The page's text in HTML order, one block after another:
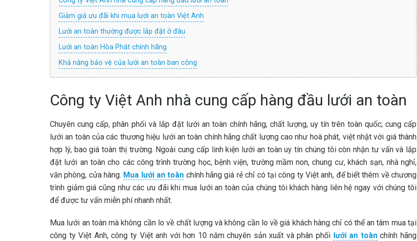
Giảm giá ưu đãi khi mua lưới an toàn Việt Anh
Lưới an toàn thường được lắp đặt ở đâu
Lưới an toàn Hòa Phát chính hãng
Khả năng bảo vệ của lưới an toàn ban công
Công ty Việt Anh nhà cung cấp hàng đầu lưới an toàn
Chuyên cung cấp, phân phối và lắp đặt lưới an toàn chính hãng, chất lượng, uy tín trên toàn quốc; cung cấp
lưới an toàn của các thương hiệu lưới an toàn chính hãng chất lượng cao như hoà phát, việt nhật với giá thành
hợp lý, bao giá toàn thị trường. Ngoài cung cấp linh kiện lưới an toàn uy tín chúng tôi còn nhận tư vấn và lắp
đặt lưới an toàn cho các công trình trường học, bệnh viện, trường mầm non, chung cư, khách sạn, nhà nghỉ,
văn phòng, cửa hàng. Mua lưới an toàn chính hãng giá rẻ chỉ có tại công ty Việt anh, để biết thêm về chương
trình giảm giá cũng như các ưu đãi khi mua lưới an toàn của chúng tôi khách hàng liên hệ ngay với chúng tôi
để được tư vấn miễn phí nhanh nhất.
Mua lưới an toàn mà không cần lo về chất lượng và không cần lo về giá khách hàng chỉ có thể an tâm mua tại
công ty Việt Anh, công ty Việt anh với hơn 10 năm chuyên sản xuất và phân phối lưới an toànchính hãng